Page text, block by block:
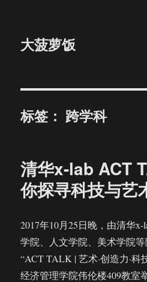
大菠萝饭
标签： 跨学科
清华x-lab ACT
你探寻科技与艺
2017年10月25日晚，由清华
学院、人文学院、美术学院
“ACT TALK | 艺术·创造力·
经济管理学院伟伦楼409教室